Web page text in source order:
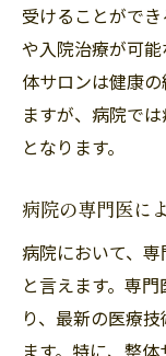
受けることがで
や入院治療が可
体サロンは健康
ますが、病院で
となります。
病院の専門医に
病院において、
と言えます。専
り、最新の医療
ます。特に、整